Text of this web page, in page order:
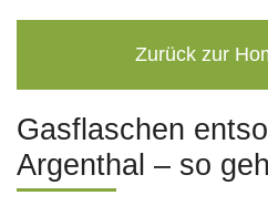
Zurück zur
Gasflaschen
Argenthal – so